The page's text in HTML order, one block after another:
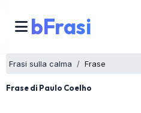
bFrasi
Frasi sulla calma Frase
Frase di Paulo Coelho